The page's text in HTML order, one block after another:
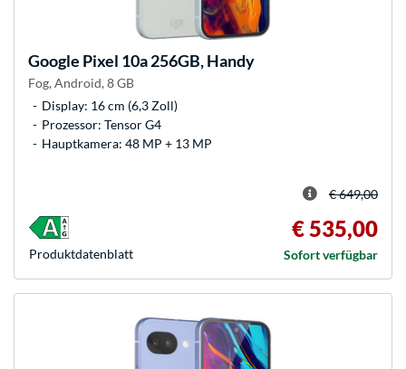
Google Pixel 10a 256GB, Handy
Fog, Android, 8 GB
Display: 16 cm (6,3 Zoll)
Prozessor: Tensor G4
Hauptkamera: 48 MP + 13 MP
€ 649,00
€ 535,00
Sofort verfügbar
Produkt­datenblatt